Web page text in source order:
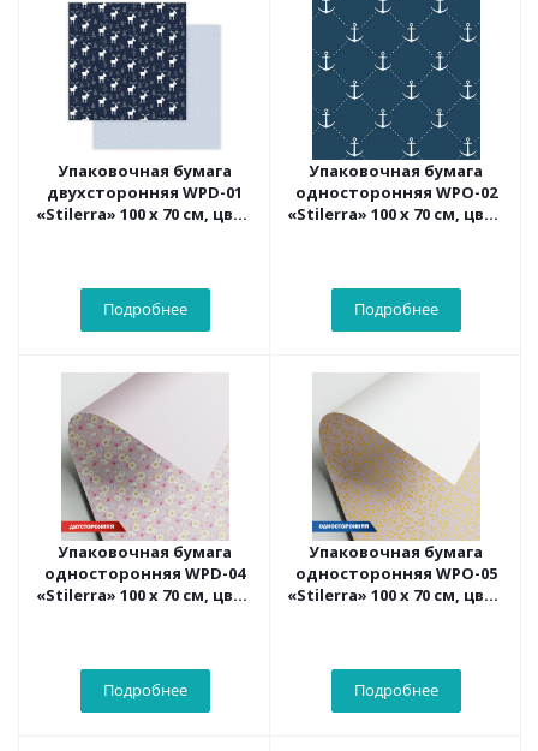
Упаковочная бумага
двухсторонняя WPD-01
«Stilerra» 100 x 70 см, цвет
Подробнее
Упаковочная бумага
односторонняя WPO-02
«Stilerra» 100 x 70 см, цвет
Подробнее
Упаковочная бумага
односторонняя WPD-04
«Stilerra» 100 x 70 см, цвет
Подробнее
Упаковочная бумага
односторонняя WPO-05
«Stilerra» 100 x 70 см, цвет
Подробнее